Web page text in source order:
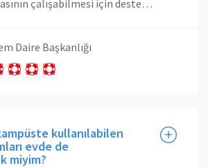
Zoom uygulamasının çalışabilmesi için desteklenen işletim sistemleri ve gerekliliklere bu sayfadan ulaşabilirsiniz. Gerekli internet bağlantı hızı için belirtilen gereksinimler aşağıdadır: 1:1 video görüşmesi: 600kbps (up/down) HD Video 1.2 Mbps (up/down) 720p HD video 1080p HD video almak 1.8 Mbps (up/down) gerektirir 1080p HD video göndermek 1.8 Mbps (up/down) gerektirir Grup video görüşmesi: HD Video için 800kbps/1.0Mbps (up/down) gerekmektedir 720p HD video için 1.5Mbps/1.5Mbps (up/down) gerekmektedir 1080p HD video almak 2.5mbps (up/down) gerektirir 1080p HD video göndermek 3.0 Mbps (up/down) gerektirir Küçültülmüş video görüntüsü olmadan ekran paylaşımı : 50-75kbps Küçültülmüş video görüntüsü ile ekran paylaşımı: 50-150kbps VoiP üzerinden ses iletimi: 60-80kbps Zoom Phone ile ses iletimi: 60-100kbps
Daire Başkanlığı
kullanılabilen
evde de
miyim?